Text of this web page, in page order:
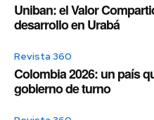
Uniban: el Valor
desarrollo en Urabá
Revista 360
Colombia 2026: un país
gobierno de turno